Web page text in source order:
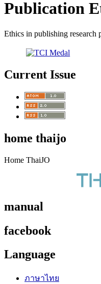
Publication
Ethics in publishing research
Current Issue
home thaijo
Home ThaiJO
manual
facebook
Language
ภาษาไทย